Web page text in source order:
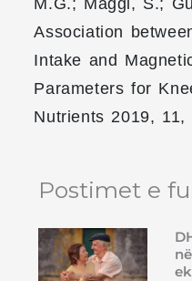
M.G.; Maggi, S.;
Association
Intake and
Parameters for
Nutrients 2019, 11,
Postimet e